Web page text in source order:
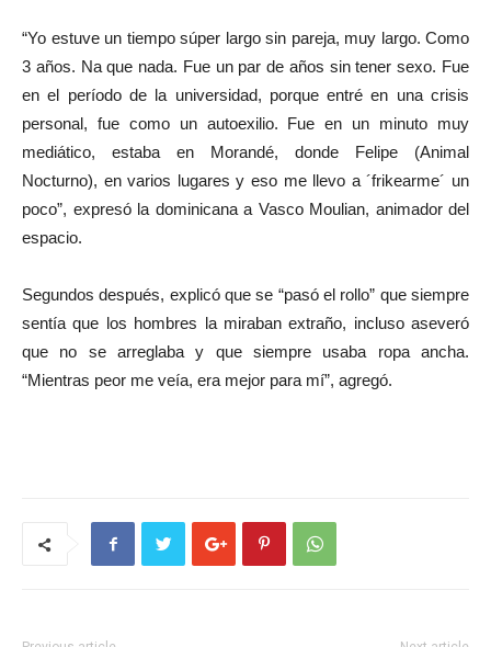
“Yo estuve un tiempo súper largo sin pareja, muy largo. Como
3 años. Na que nada. Fue un par de años sin tener sexo. Fue
en el período de la universidad, porque entré en una crisis
personal, fue como un autoexilio. Fue en un minuto muy
mediático, estaba en Morandé, donde Felipe (Animal
Nocturno), en varios lugares y eso me llevo a ´frikearme´ un
poco”, expresó la dominicana a Vasco Moulian, animador del
espacio.
Segundos después, explicó que se “pasó el rollo” que siempre
sentía que los hombres la miraban extraño, incluso aseveró
que no se arreglaba y que siempre usaba ropa ancha.
“Mientras peor me veía, era mejor para mí”, agregó.